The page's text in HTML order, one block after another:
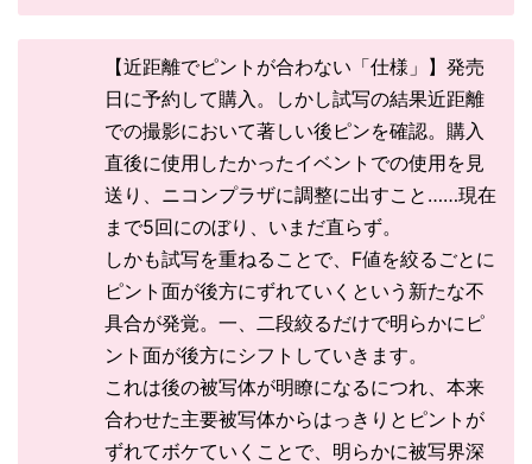
【近距離でピントが合わない「仕様」】発売
日に予約して購入。しかし試写の結果近距離
での撮影において著しい後ピンを確認。購入
直後に使用したかったイベントでの使用を見
送り、ニコンプラザに調整に出すこと……現在
まで5回にのぼり、いまだ直らず。
しかも試写を重ねることで、F値を絞るごとに
ピント面が後方にずれていくという新たな不
具合が発覚。一、二段絞るだけで明らかにピ
ント面が後方にシフトしていきます。
これは後の被写体が明瞭になるにつれ、本来
合わせた主要被写体からはっきりとピントが
ずれてボケていくことで、明らかに被写界深